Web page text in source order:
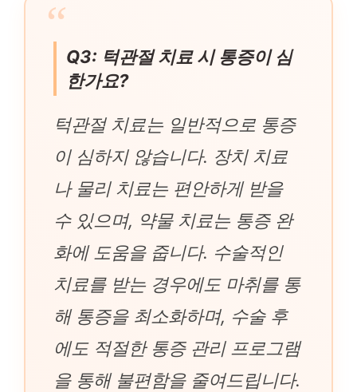
Q3: 턱관절 치료 시 통증이 심
한가요?
턱관절 치료는 일반적으로 통증
이 심하지 않습니다. 장치 치료
나 물리 치료는 편안하게 받을
수 있으며, 약물 치료는 통증 완
화에 도움을 줍니다. 수술적인
치료를 받는 경우에도 마취를 통
해 통증을 최소화하며, 수술 후
에도 적절한 통증 관리 프로그램
을 통해 불편함을 줄여드립니다.